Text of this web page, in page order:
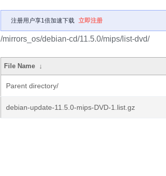
注册用户享1倍加速下载 立即注册
/mirrors_os/debian-cd/11.5.0/mips/list-dvd/
File Name ↓
Parent directory/
debian-update-11.5.0-mips-DVD-1.list.gz